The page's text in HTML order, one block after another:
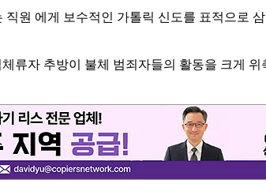
직원 에게 보수적인 가톨릭 신도를 표적으로
류자 추방이 불체 범죄자들의 활동을 크게